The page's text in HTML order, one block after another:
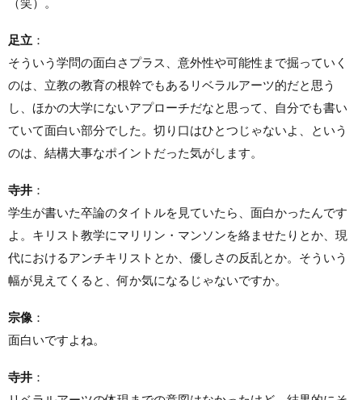
足立 ：
そういう学問の面白さプラス、意外性や可能性まで掘っていく
のは、立教の教育の根幹でもあるリベラルアーツ的だと思う
し、ほかの大学にないアプローチだなと思って、自分でも書い
ていて面白い部分でした。切り口はひとつじゃないよ、という
のは、結構大事なポイントだった気がします。
寺井 ：
学生が書いた卒論のタイトルを見ていたら、面白かったんです
よ。キリスト教学にマリリン・マンソンを絡ませたりとか、現
代におけるアンチキリストとか、優しさの反乱とか。そういう
幅が見えてくると、何か気になるじゃないですか。
宗像 ：
面白いですよね。
寺井 ：